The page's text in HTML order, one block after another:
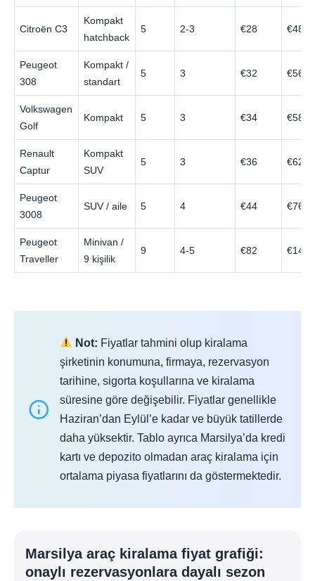
Citroën C3
Kompakt
hatchback
5 2-3 €28 €48
Peugeot
308
Kompakt /
standart
5 3 €32 €56
Volkswagen
Golf
Kompakt 5 3 €34 €58
Renault
Captur
Kompakt
SUV
5 3 €36 €62
Peugeot
3008
SUV / aile 5 4 €44 €76
Peugeot
Traveller
Minivan /
9 kişilik
9 4-5 €82 €140
Not: Fiyatlar tahmini olup kiralama
şirketinin konumuna, firmaya, rezervasyon
tarihine, sigorta koşullarına ve kiralama
süresine göre değişebilir. Fiyatlar genellikle
Haziran’dan Eylül’e kadar ve büyük tatillerde
daha yüksektir. Tablo ayrıca Marsilya’da kredi
kartı ve depozito olmadan araç kiralama için
ortalama piyasa fiyatlarını da göstermektedir.
Marsilya araç kiralama fiyat grafiği:
onaylı rezervasyonlara dayalı sezon